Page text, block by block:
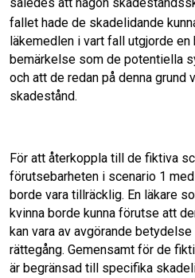
fallet hade de skadelidande
läkemedlen i vart fall utgjorde
bemärkelse som de potentiella
och att de redan på denna grund
skadestånd.
För att återkoppla till de fiktiva
förutsebarheten i scenario 1
borde vara tillräcklig. En läkare
kvinna borde kunna förutse att
kan vara av avgörande
rättegång. Gemensamt för de
är begränsad till specifika